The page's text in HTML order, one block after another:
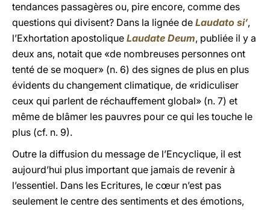
tendances passagères ou, pire encore, comme des
questions qui divisent? Dans la lignée de Laudato si’,
l’Exhortation apostolique Laudate Deum, publiée il y a
deux ans, notait que «de nombreuses personnes ont
tenté de se moquer» (n. 6) des signes de plus en plus
évidents du changement climatique, de «ridiculiser
ceux qui parlent de réchauffement global» (n. 7) et
même de blâmer les pauvres pour ce qui les touche le
plus (cf. n. 9).
Outre la diffusion du message de l’Encyclique, il est
aujourd’hui plus important que jamais de revenir à
l’essentiel. Dans les Ecritures, le cœur n’est pas
seulement le centre des sentiments et des émotions,